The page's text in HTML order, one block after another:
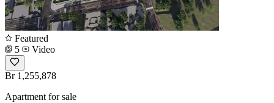
Featured
5
Video
Br 1,255,878
Apartment for sale